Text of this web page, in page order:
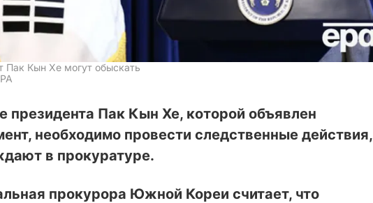
Пак Кын Хе могут обыскать
президента Пак Кын Хе, которой объявлен
необходимо провести следственные действия,
в прокуратуре.
прокурора Южной Кореи считает, что